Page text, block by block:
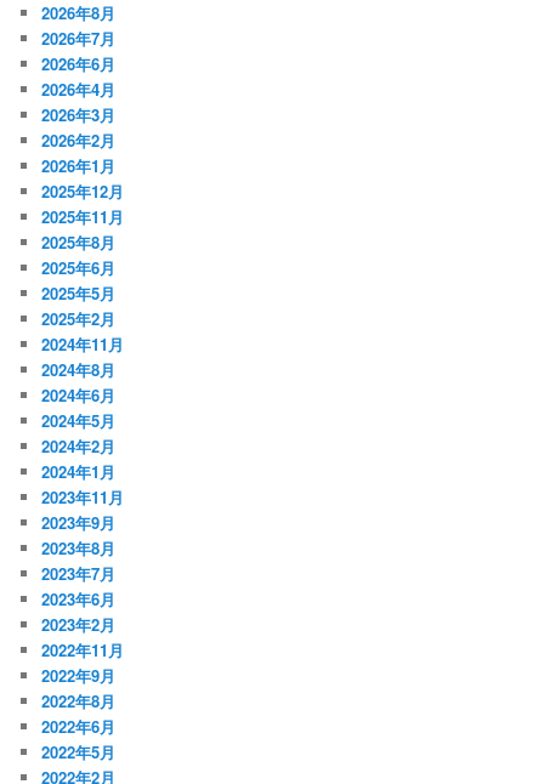
2026年8月
2026年7月
2026年6月
2026年4月
2026年3月
2026年2月
2026年1月
2025年12月
2025年11月
2025年8月
2025年6月
2025年5月
2025年2月
2024年11月
2024年8月
2024年6月
2024年5月
2024年2月
2024年1月
2023年11月
2023年9月
2023年8月
2023年7月
2023年6月
2023年2月
2022年11月
2022年9月
2022年8月
2022年6月
2022年5月
2022年2月